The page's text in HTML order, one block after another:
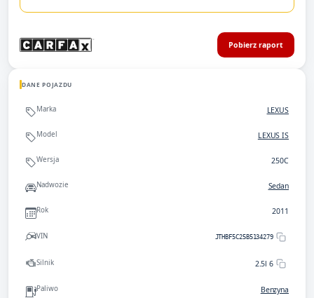
Pobierz raport
DANE POJAZDU
Marka LEXUS
Model LEXUS IS
Wersja 250C
Nadwozie Sedan
Rok 2011
VIN JTHBF5C25B5134279
Silnik 2.5l 6
Paliwo Benzyna